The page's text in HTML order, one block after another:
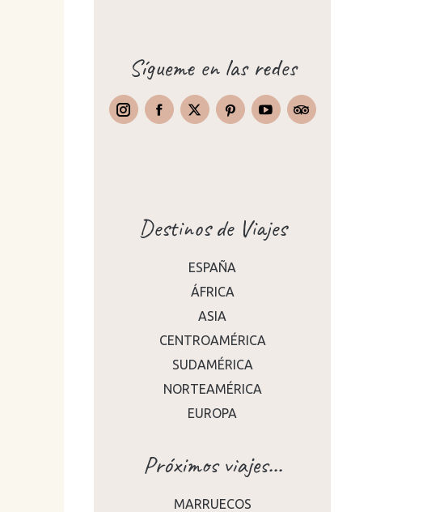
Sígueme en las redes
InstagramFacebook
X Pinterest TripAdvisor
Destinos de Viajes
ESPAÑA
ÁFRICA
ASIA
CENTROAMÉRICA
SUDAMÉRICA
NORTEAMÉRICA
EUROPA
Próximos viajes...
MARRUECOS